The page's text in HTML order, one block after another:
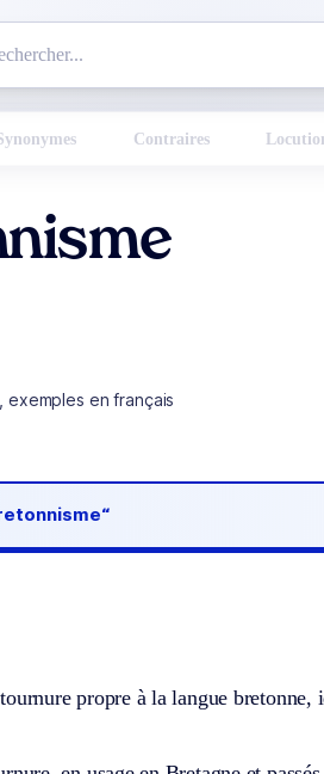
Contraires
exemples en français
propre à la langue bretonne,